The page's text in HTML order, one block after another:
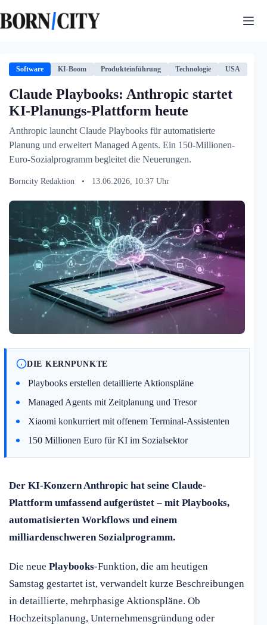
Inhalt
springen
Software KI-Boom Produkteinführung Technologie USA
Claude Playbooks: Anthropic startet
KI-Planungs-Plattform heute
Anthropic launcht Claude Playbooks für automatisierte
Planung und erweitert Managed Agents. Ein 150-Millionen-
Euro-Sozialprogramm begleitet die Neuerungen.
Borncity Redaktion • 13.06.2026, 10:37 Uhr
DIE KERNPUNKTE
Playbooks erstellen detaillierte Aktionspläne
Managed Agents mit Zeitplanung und Tresor
Xiaomi konkurriert mit offenem Terminal-Assistenten
150 Millionen Euro für KI im Sozialsektor
Der KI-Konzern Anthropic hat seine Claude-
Plattform umfassend aufgerüstet – mit Playbooks,
automatisierten Workflows und einem
milliardenschweren Sozialprogramm.
Die neue Playbooks-Funktion, die am heutigen
Samstag gestartet ist, verwandelt kurze Beschreibungen
in detaillierte, mehrphasige Aktionspläne. Ob
Hochzeitsplanung, Unternehmensgründung oder